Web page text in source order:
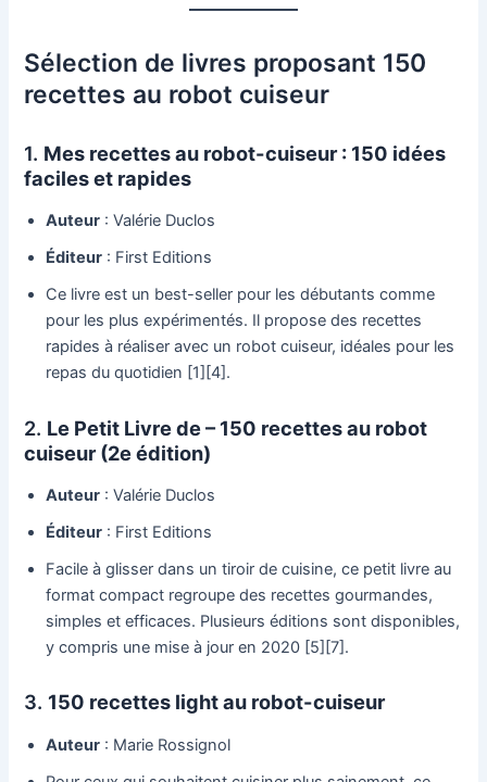
Sélection de livres proposant 150
recettes au robot cuiseur
1. Mes recettes au robot-cuiseur : 150 idées
faciles et rapides
Auteur : Valérie Duclos
Éditeur : First Editions
Ce livre est un best-seller pour les débutants comme
pour les plus expérimentés. Il propose des recettes
rapides à réaliser avec un robot cuiseur, idéales pour les
repas du quotidien [1][4].
2. Le Petit Livre de – 150 recettes au robot
cuiseur (2e édition)
Auteur : Valérie Duclos
Éditeur : First Editions
Facile à glisser dans un tiroir de cuisine, ce petit livre au
format compact regroupe des recettes gourmandes,
simples et efficaces. Plusieurs éditions sont disponibles,
y compris une mise à jour en 2020 [5][7].
3. 150 recettes light au robot-cuiseur
Auteur : Marie Rossignol